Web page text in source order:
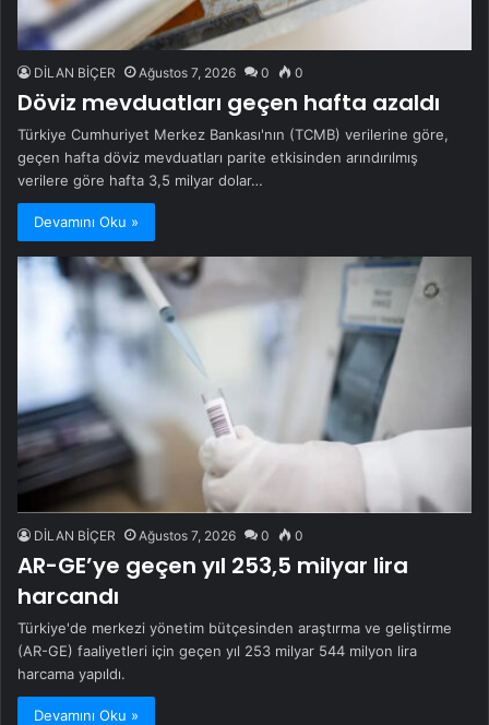
DİLAN BİÇER Ağustos 7, 2026 0 0
Döviz mevduatları geçen hafta azaldı
Türkiye Cumhuriyet Merkez Bankası'nın (TCMB) verilerine göre,
geçen hafta döviz mevduatları parite etkisinden arındırılmış
verilere göre hafta 3,5 milyar dolar…
Devamını Oku »
DİLAN BİÇER Ağustos 7, 2026 0 0
AR-GE’ye geçen yıl 253,5 milyar lira
harcandı
Türkiye'de merkezi yönetim bütçesinden araştırma ve geliştirme
(AR-GE) faaliyetleri için geçen yıl 253 milyar 544 milyon lira
harcama yapıldı.
Devamını Oku »